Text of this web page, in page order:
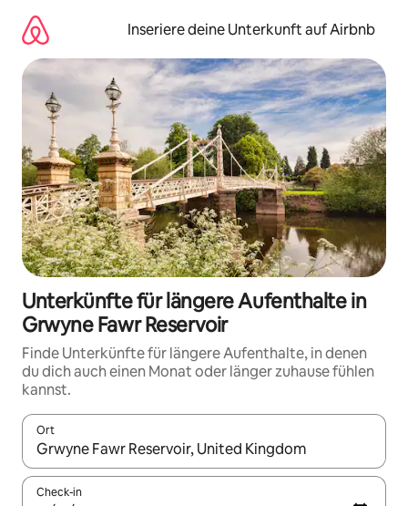
Inhalten
springen
Inseriere deine Unterkunft auf Airbnb
Unterkünfte für längere Aufenthalte in
Grwyne Fawr Reservoir
Finde Unterkünfte für längere Aufenthalte, in denen
du dich auch einen Monat oder länger zuhause fühlen
kannst.
Ort
Wenn Ergebnisse verfügbar sind, navigiere mit den
Check-in